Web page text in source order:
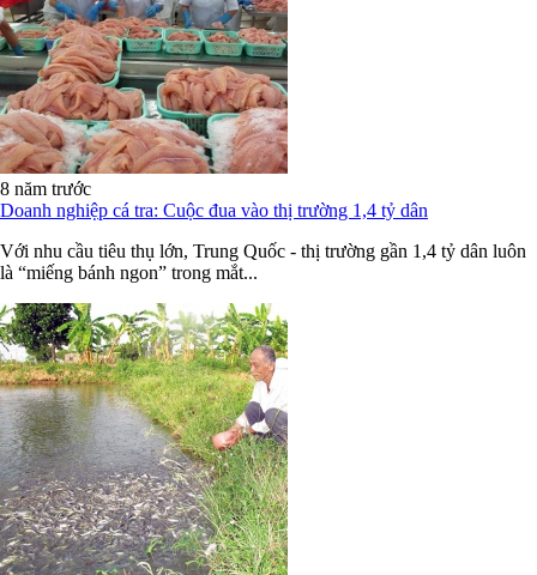
8 năm trước
Doanh nghiệp cá tra: Cuộc đua vào thị trường 1,4 tỷ dân
Với nhu cầu tiêu thụ lớn, Trung Quốc - thị trường gần 1,4 tỷ dân luôn
là “miếng bánh ngon” trong mắt...